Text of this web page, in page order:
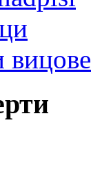
вицове